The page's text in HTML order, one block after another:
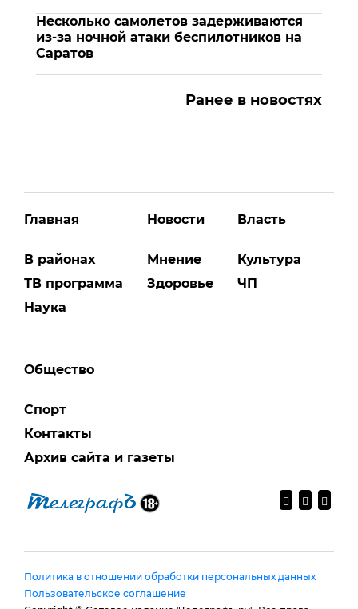
Несколько самолетов задерживаются
из-за ночной атаки беспилотников на
Саратов
Ранее в новостях
Главная
В районах
ТВ программа
Наука
Новости
Мнение
Здоровье
Власть
Культура
ЧП
Общество
Спорт
Контакты
Архив сайта и газеты
Политика в отношении обработки персональных данных
Пользовательское соглашение